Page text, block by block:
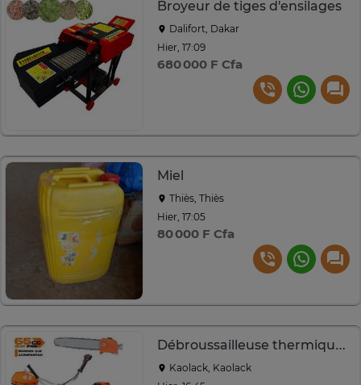
Broyeur de tiges d'ensilages
Dalifort, Dakar
Hier, 17:09
680 000 F Cfa
Miel
Thiès, Thiès
Hier, 17:05
80 000 F Cfa
Débroussailleuse thermique 52cc
Kaolack, Kaolack